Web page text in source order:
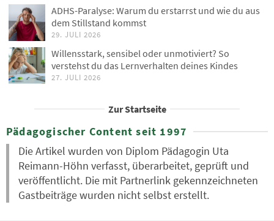
ADHS-Paralyse: Warum du erstarrst und wie du aus
dem Stillstand kommst
29. JULI 2026
Willensstark, sensibel oder unmotiviert? So
verstehst du das Lernverhalten deines Kindes
27. JULI 2026
Zur Startseite
Pädagogischer Content seit 1997
Die Artikel wurden von Diplom Pädagogin Uta
Reimann-Höhn verfasst, überarbeitet, geprüft und
veröffentlicht. Die mit Partnerlink gekennzeichneten
Gastbeiträge wurden nicht selbst erstellt.